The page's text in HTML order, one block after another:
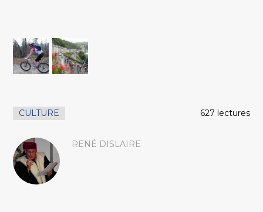
CULTURE 627 lectures
RENÉ DISLAIRE